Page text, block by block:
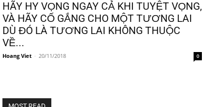
HÃY HY VỌNG NGAY CẢ KHI TUYỆT VỌNG,
VÀ HÃY CỐ GẮNG CHO MỘT TƯƠNG LAI
DÙ ĐÓ LÀ TƯƠNG LAI KHÔNG THUỘC
VỀ...
Hoang Viet - 20/11/2018 0